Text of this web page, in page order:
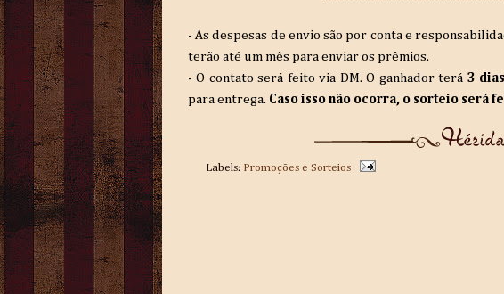
- As despesas de envio são por conta e
terão até um mês para enviar os prêmios.
- O contato será feito via DM. O ganhador terá 3 dias
para entrega. Caso isso não ocorra, o sorteio será
Labels: Promoções e Sorteios